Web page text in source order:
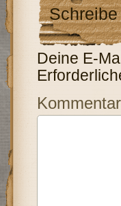
Deine E-
Kommentar